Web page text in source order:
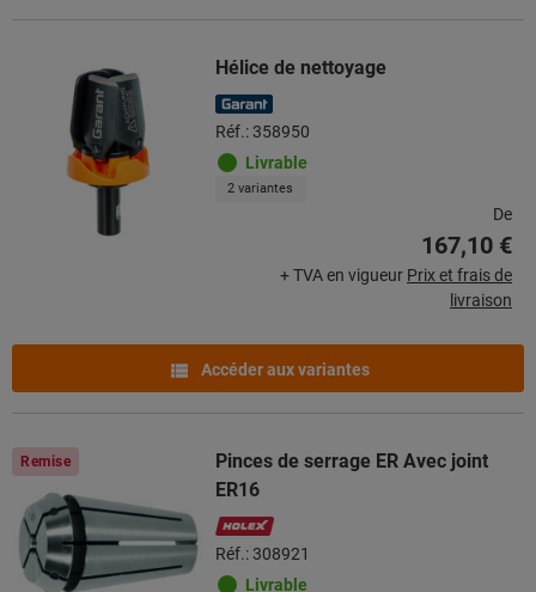
Hélice de nettoyage
Réf.: 358950
Livrable
2 variantes
De
167,10 €
+ TVA en vigueur Prix et frais de
livraison
Accéder aux variantes
Remise
Pinces de serrage ER Avec joint
ER16
Réf.: 308921
Livrable